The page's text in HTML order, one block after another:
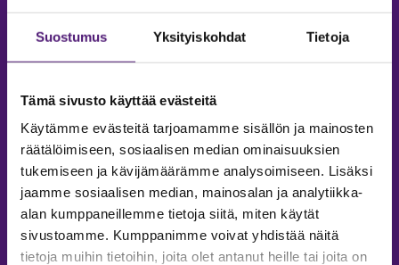
Suostumus Yksityiskohdat Tietoja
Tämä sivusto käyttää evästeitä
Käytämme evästeitä tarjoamamme sisällön ja mainosten
räätälöimiseen, sosiaalisen median ominaisuuksien
tukemiseen ja kävijämäärämme analysoimiseen. Lisäksi
jaamme sosiaalisen median, mainosalan ja analytiikka-
alan kumppaneillemme tietoja siitä, miten käytät
sivustoamme. Kumppanimme voivat yhdistää näitä
tietoja muihin tietoihin, joita olet antanut heille tai joita on